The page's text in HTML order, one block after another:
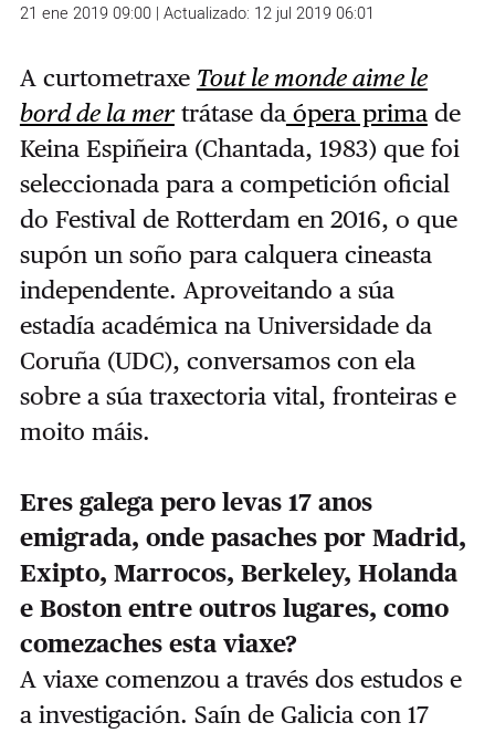
21 ene 2019 09:00 | Actualizado: 12 jul 2019 06:01
A curtometraxe Tout le monde aime le
bord de la mertrátase daópera primade
Keina Espiñeira (Chantada, 1983) que foi
seleccionada para a competición oficial
do Festival de Rotterdam en 2016, o que
supón un soño para calquera cineasta
independente. Aproveitando a súa
estadía académica na Universidade da
Coruña (UDC), conversamos con ela
sobre a súa traxectoria vital, fronteiras e
moito máis.
Eres galega pero levas 17 anos
emigrada, onde pasaches por Madrid,
Exipto, Marrocos, Berkeley, Holanda
e Boston entre outros lugares, como
comezaches esta viaxe?
A viaxe comenzou a través dos estudos e
a investigación. Saín de Galicia con 17